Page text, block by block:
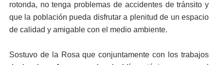
rotonda, no tenga problemas de accidentes de tránsito y
que la población pueda disfrutar a plenitud de un espacio
de calidad y amigable con el medio ambiente.
Sostuvo de la Rosa que conjuntamente con los trabajos